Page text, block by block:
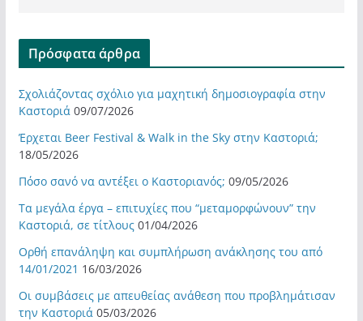
Πρόσφατα άρθρα
Σχολιάζοντας σχόλιο για μαχητική δημοσιογραφία στην
Καστοριά 09/07/2026
Έρχεται Beer Festival & Walk in the Sky στην Καστοριά;
18/05/2026
Πόσο σανό να αντέξει ο Καστοριανός; 09/05/2026
Τα μεγάλα έργα – επιτυχίες που “μεταμορφώνουν” την
Καστοριά, σε τίτλους 01/04/2026
Ορθή επανάληψη και συμπλήρωση ανάκλησης του από
14/01/2021 16/03/2026
Οι συμβάσεις με απευθείας ανάθεση που προβλημάτισαν
την Καστοριά 05/03/2026